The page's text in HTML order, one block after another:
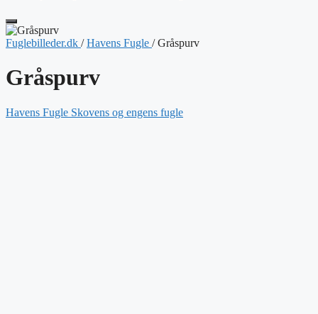
Fuglebilleder.dk / Havens Fugle / Gråspurv
Gråspurv
Havens Fugle Skovens og engens fugle